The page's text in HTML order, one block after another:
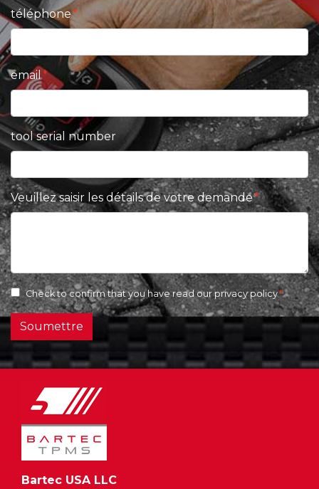
téléphone
email
tool serial number
Veuillez saisir les détails de votre demande
Check to confirm that you have read our privacy policy
Soumettre
Bartec USA LLC